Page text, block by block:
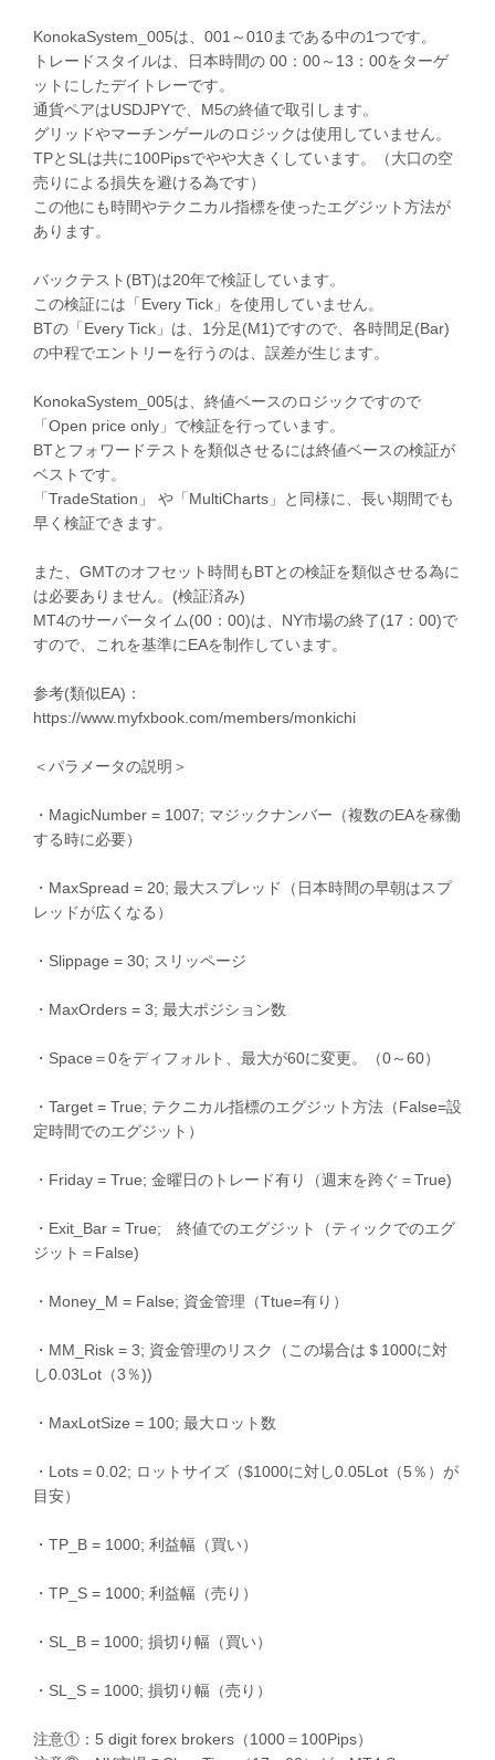
KonokaSystem_005は、001～010まである中の1つです。
トレードスタイルは、日本時間の 00：00～13：00をターゲ
ットにしたデイトレーです。
通貨ペアはUSDJPYで、M5の終値で取引します。
グリッドやマーチンゲールのロジックは使用していません。
TPとSLは共に100Pipsでやや大きくしています。（大口の空
売りによる損失を避ける為です）
この他にも時間やテクニカル指標を使ったエグジット方法が
あります。
バックテスト(BT)は20年で検証しています。
この検証には「Every Tick」を使用していません。
BTの「Every Tick」は、1分足(M1)ですので、各時間足(Bar)
の中程でエントリーを行うのは、誤差が生じます。
KonokaSystem_005は、終値ベースのロジックですので
「Open price only」で検証を行っています。
BTとフォワードテストを類似させるには終値ベースの検証が
ベストです。
「TradeStation」 や「MultiCharts」と同様に、長い期間でも
早く検証できます。
また、GMTのオフセット時間もBTとの検証を類似させる為に
は必要ありません。(検証済み)
MT4のサーバータイム(00：00)は、NY市場の終了(17：00)で
すので、これを基準にEAを制作しています。
参考(類似EA)：
https://www.myfxbook.com/members/monkichi
＜パラメータの説明＞
・MagicNumber = 1007; マジックナンバー（複数のEAを稼働
する時に必要）
・MaxSpread = 20; 最大スプレッド（日本時間の早朝はスプ
レッドが広くなる）
・Slippage = 30; スリッページ
・MaxOrders = 3; 最大ポジション数
・Space＝0をディフォルト、最大が60に変更。（0～60）
・Target = True; テクニカル指標のエグジット方法（False=設
定時間でのエグジット）
・Friday = True; 金曜日のトレード有り（週末を跨ぐ＝True)
・Exit_Bar = True; 終値でのエグジット（ティックでのエグ
ジット＝False)
・Money_M = False; 資金管理（Ttue=有り）
・MM_Risk = 3; 資金管理のリスク（この場合は＄1000に対
し0.03Lot（3％))
・MaxLotSize = 100; 最大ロット数
・Lots = 0.02; ロットサイズ（$1000に対し0.05Lot（5％）が
目安）
・TP_B = 1000; 利益幅（買い）
・TP_S = 1000; 利益幅（売り）
・SL_B = 1000; 損切り幅（買い）
・SL_S = 1000; 損切り幅（売り）
注意①：5 digit forex brokers（1000＝100Pips）